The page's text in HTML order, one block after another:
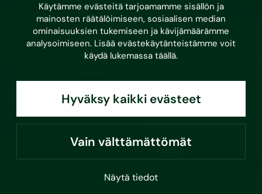
Käytämme evästeitä tarjoamamme sisällön ja
mainosten räätälöimiseen, sosiaalisen median
ominaisuuksien tukemiseen ja kävijämäärämme
analysoimiseen. Lisää evästekäytänteistämme voit
käydä lukemassa täällä.
Hyväksy kaikki evästeet
Vain välttämättömät
Näytä tiedot